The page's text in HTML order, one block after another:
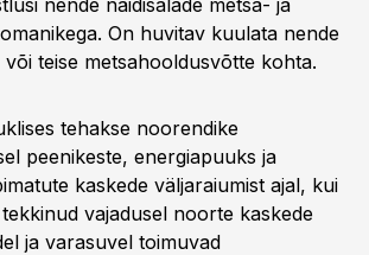
nende näidisalade metsa- ja
On huvitav kuulata nende
või teise metsahooldusvõtte kohta.
tehakse noorendike
peenikeste, energiapuuks ja
kaskede väljaraiumist ajal, kui
vajadusel noorte kaskede
ja varasuvel toimuvad